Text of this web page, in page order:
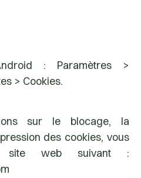
: Paramètres >
> Cookies.
sur le blocage, la
des cookies, vous
site web suivant :